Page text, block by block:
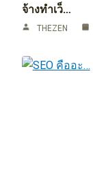
จ้างทำเว็…
THEZEN